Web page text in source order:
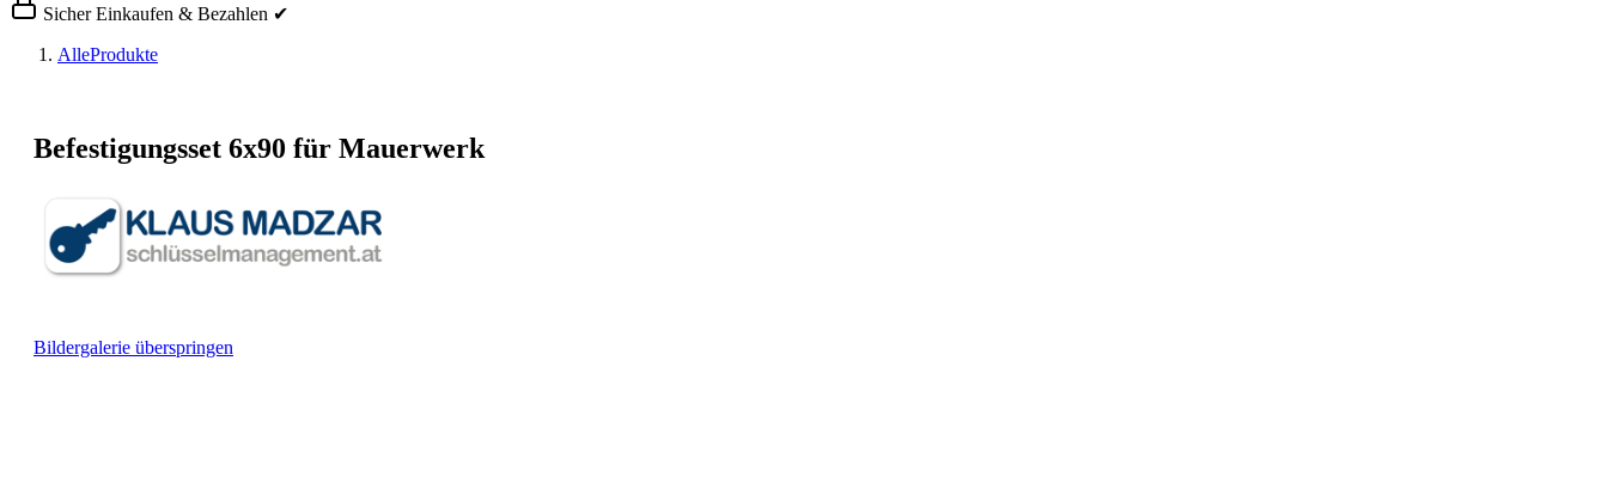
Sicher Einkaufen & Bezahlen ✔
AlleProdukte
Befestigungsset 6x90 für Mauerwerk
Bildergalerie überspringen